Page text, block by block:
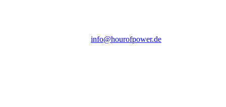
info@hourofpower.de